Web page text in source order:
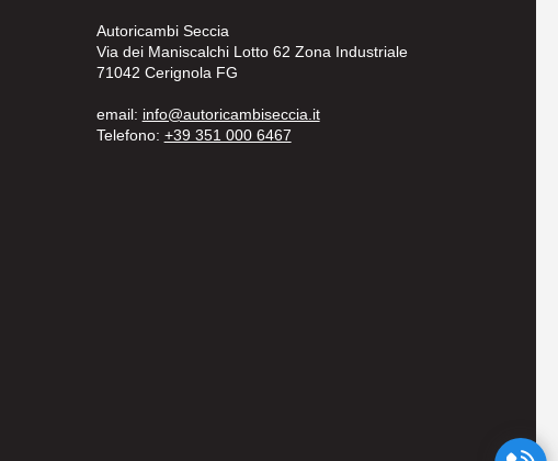
Autoricambi Seccia
Via dei Maniscalchi Lotto 62 Zona Industriale
71042 Cerignola FG
email: info@autoricambiseccia.it
Telefono: +39 351 000 6467